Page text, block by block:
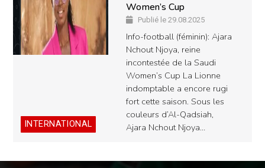
INTERNATIONAL
Women’s Cup
Publié le 29.08.2025
Info-football (féminin): Ajara
Nchout Njoya, reine
incontestée de la Saudi
Women’s Cup La Lionne
indomptable a encore rugi
fort cette saison. Sous les
couleurs d’Al-Qadsiah,
Ajara Nchout Njoya…